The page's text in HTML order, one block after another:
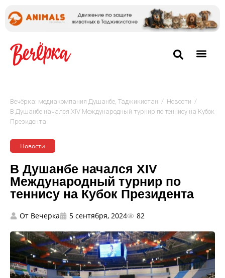
Вечёрка: медиакомпания Душанбе, Таджикистан / Новости /
В Душанбе начался XIV Международный турнир по теннису на Кубок
Президента
Новости
В Душанбе начался XIV
Международный турнир по
теннису на Кубок Президента
От Вечерка 5 сентября, 2024 82